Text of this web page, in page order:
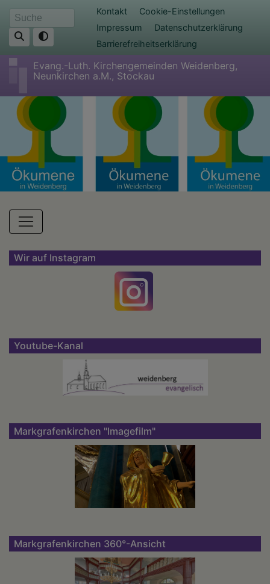
Direkt
zum
Inhalt
Suche Fußbereichsmenü
Kontakt
Cookie-Einstellungen
Impressum
Datenschutzerklärung
Barrierefreiheitserklärung
Evang.-Luth. Kirchengemeinden Weidenberg,
Neunkirchen a.M., Stockau
Hauptnavigation
Wir auf Instagram
Youtube-Kanal
Markgrafenkirchen "Imagefilm"
Markgrafenkirchen 360°-Ansicht